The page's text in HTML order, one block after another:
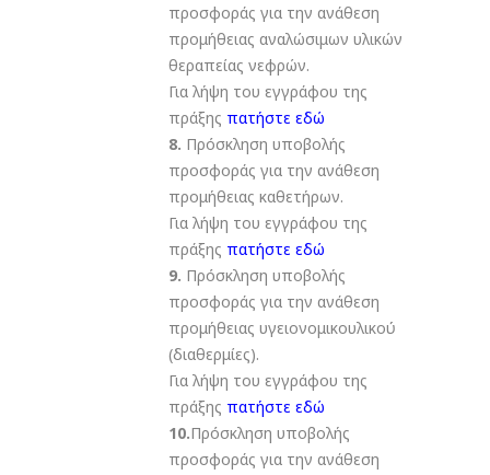
προσφοράς για την ανάθεση
προμήθειας αναλώσιμων υλικών
θεραπείας νεφρών.
Για λήψη του εγγράφου της
πράξης πατήστε εδώ
8. Πρόσκληση υποβολής
προσφοράς για την ανάθεση
προμήθειας καθετήρων.
Για λήψη του εγγράφου της
πράξης πατήστε εδώ
9. Πρόσκληση υποβολής
προσφοράς για την ανάθεση
προμήθειας υγειονομικουλικού
(διαθερμίες).
Για λήψη του εγγράφου της
πράξης πατήστε εδώ
10.Πρόσκληση υποβολής
προσφοράς για την ανάθεση